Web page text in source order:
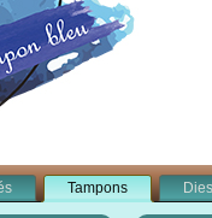
Tampons